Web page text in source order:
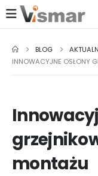
BLOG
INNOWACYJNE OSŁONY
montażu